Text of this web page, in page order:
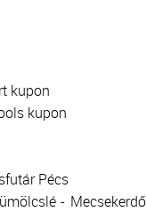
kupon
kupon
Pécs
- Mecsekerdő